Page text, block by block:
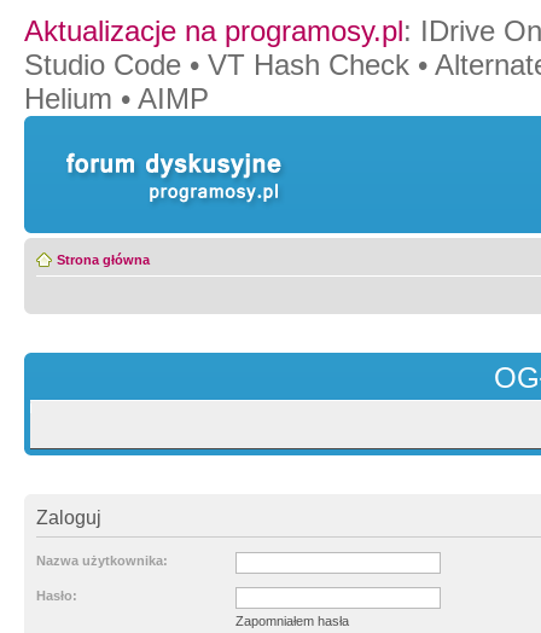
Aktualizacje na programosy.pl: IDrive
Studio Code • VT Hash Check •
Helium • AIMP
Strona główna
Zaloguj
Nazwa użytkownika:
Hasło:
Zapomniałem hasła